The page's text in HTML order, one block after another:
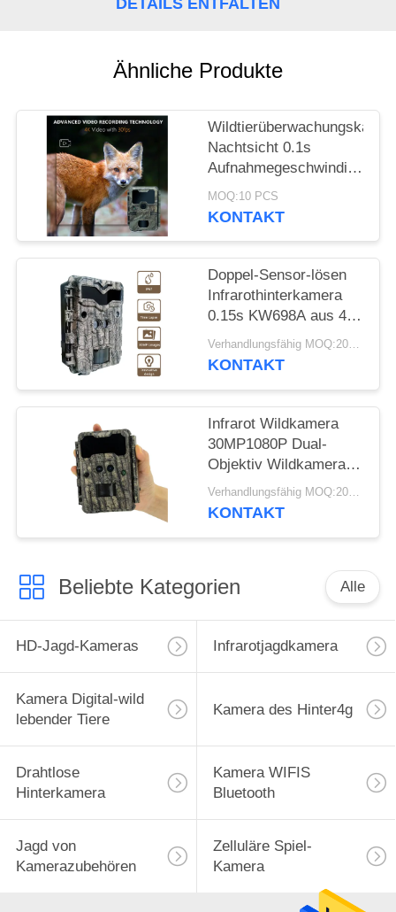
ANGEBOT
SITEMAP
DATENSCHUTZRICHTLINIE
Ähnliche Produkte
Nachtsicht 0.1s
Aufnahmegeschwindigkeit
32MP 4K Jagdkamera
Wasserdicht IP67
MOQ:10 PCS
KONTAKT
Doppel-Sensor-lösen
Infrarothinterkamera
0.15s KW698A aus 4K,
das Kamera KEIN
GLÜHEN jagt
Verhandlungsfähig MOQ:20pcs
KONTAKT
Infrarot Wildkamera
30MP1080P Dual-
Objektiv Wildkameras
für Outdoor
Wildtierfalle
Verhandlungsfähig MOQ:20pcs
KONTAKT
Beliebte Kategorien Alle
HD-Jagd-Kameras Infrarotjagdkamera
Kamera Digital-wild
lebender Tiere
Kamera des Hinter4g
Drahtlose
Hinterkamera
Kamera WIFIS
Bluetooth
Jagd von
Kamerazubehören
Zelluläre Spiel-
Kamera